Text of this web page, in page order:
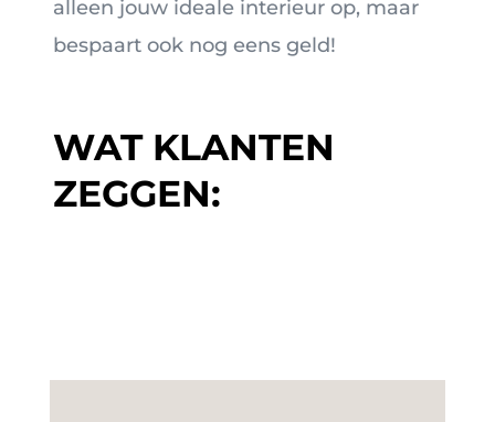
alleen jouw ideale interieur op, maar
bespaart ook nog eens geld!
WAT KLANTEN
ZEGGEN: